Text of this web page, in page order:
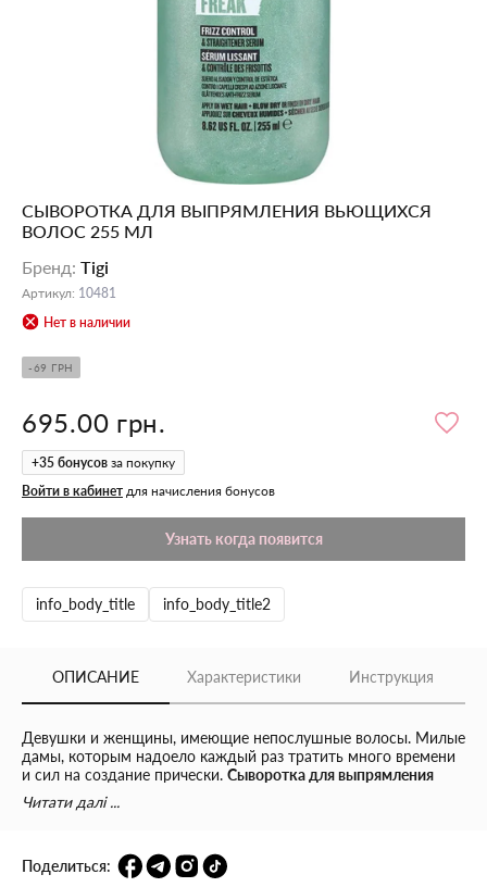
СЫВОРОТКА ДЛЯ ВЫПРЯМЛЕНИЯ ВЬЮЩИХСЯ
ВОЛОС 255 МЛ
Бренд: Tigi
Артикул: 10481
Нет в наличии
-69 ГРН
695.00 грн.
+35 бонусов за покупку
Войти в кабинет для начисления бонусов
Узнать когда появится
info_body_title info_body_title2
ОПИСАНИЕ Характеристики Инструкция
Девушки и женщины, имеющие непослушные волосы. Милые
дамы, которым надоело каждый раз тратить много времени
и сил на создание прически. Сыворотка для выпрямления
непослушных волос от Tigi
продукт укротит даже непослушные локоны, сделает их
труда сделаете идеальную укладку.
Читати далі ...
Поделиться: